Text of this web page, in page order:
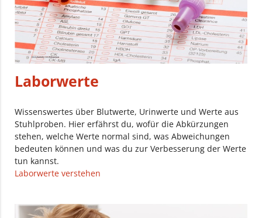
Laborwerte
Wissenswertes über Blutwerte, Urinwerte und Werte aus
Stuhlproben. Hier erfährst du, wofür die Abkürzungen
stehen, welche Werte normal sind, was Abweichungen
bedeuten können und was du zur Verbesserung der Werte
tun kannst.
Laborwerte verstehen